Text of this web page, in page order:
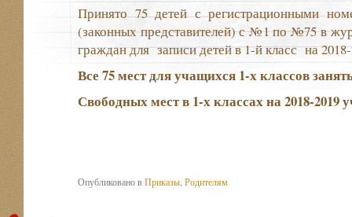
Принято 75 детей с регистрационными
(законных представителей) с №1 по №75 в
граждан для записи детей в 1-й класс на
Все 75 мест для учащихся 1-х классов
Свободных меств 1-х классах на 2018-2019
Опубликовано вПриказы Родителям